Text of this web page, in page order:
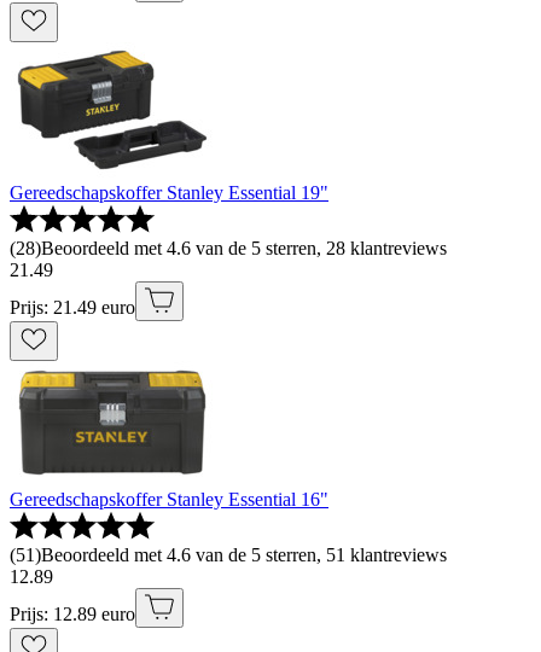
Gereedschapskoffer Stanley Essential 19"
(28)Beoordeeld met 4.6 van de 5 sterren, 28 klantreviews
21 .49
Prijs: 21.49 euro
Gereedschapskoffer Stanley Essential 16"
(51)Beoordeeld met 4.6 van de 5 sterren, 51 klantreviews
12.89
Prijs: 12.89 euro